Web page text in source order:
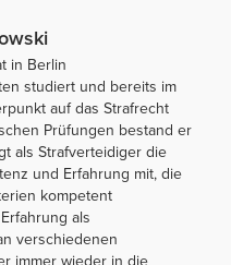
in Berlin
studiert und bereits im
auf das Strafrecht
Prüfungen bestand er
als Strafverteidiger die
und Erfahrung mit, die
kompetent
als
verschiedenen
immer wieder in die